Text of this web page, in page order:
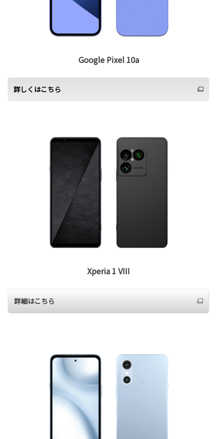
Google Pixel 10a
詳しくはこちら
Xperia 1 VIII
詳細はこちら